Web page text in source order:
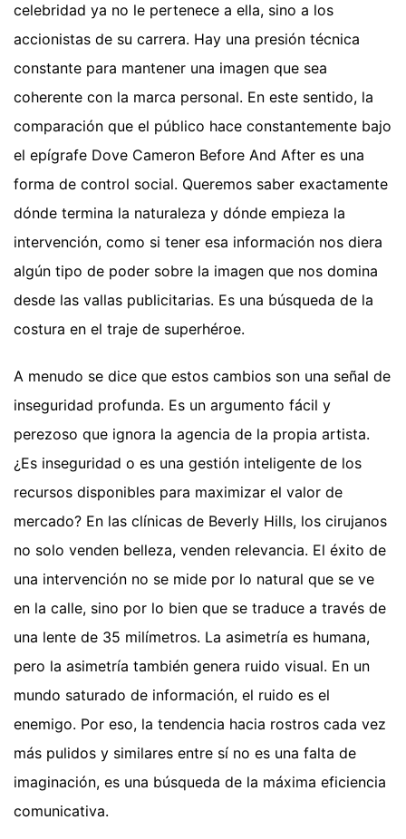
celebridad ya no le pertenece a ella, sino a los
accionistas de su carrera. Hay una presión técnica
constante para mantener una imagen que sea
coherente con la marca personal. En este sentido, la
comparación que el público hace constantemente bajo
el epígrafe Dove Cameron Before And After es una
forma de control social. Queremos saber exactamente
dónde termina la naturaleza y dónde empieza la
intervención, como si tener esa información nos diera
algún tipo de poder sobre la imagen que nos domina
desde las vallas publicitarias. Es una búsqueda de la
costura en el traje de superhéroe.
A menudo se dice que estos cambios son una señal de
inseguridad profunda. Es un argumento fácil y
perezoso que ignora la agencia de la propia artista.
¿Es inseguridad o es una gestión inteligente de los
recursos disponibles para maximizar el valor de
mercado? En las clínicas de Beverly Hills, los cirujanos
no solo venden belleza, venden relevancia. El éxito de
una intervención no se mide por lo natural que se ve
en la calle, sino por lo bien que se traduce a través de
una lente de 35 milímetros. La asimetría es humana,
pero la asimetría también genera ruido visual. En un
mundo saturado de información, el ruido es el
enemigo. Por eso, la tendencia hacia rostros cada vez
más pulidos y similares entre sí no es una falta de
imaginación, es una búsqueda de la máxima eficiencia
comunicativa.